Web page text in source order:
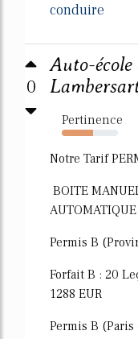
conduire
0
Auto-
Pertinence
55%
Notre Tarif
BOITE
Permis B
Forfait B : 20
1288 EUR
Permis B